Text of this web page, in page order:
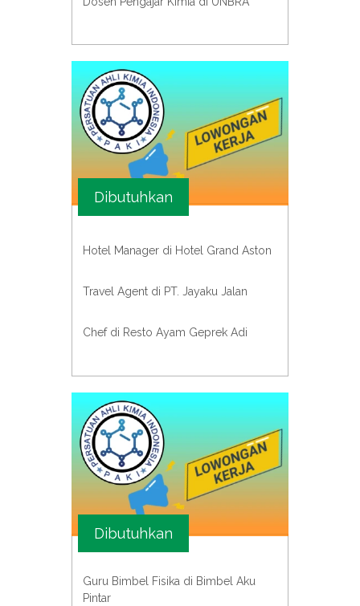
Dibutuhkan
Hotel Manager di Hotel Grand Aston
Travel Agent di PT. Jayaku Jalan
Chef di Resto Ayam Geprek Adi
Dibutuhkan
Guru Bimbel Fisika di Bimbel Aku
Pintar